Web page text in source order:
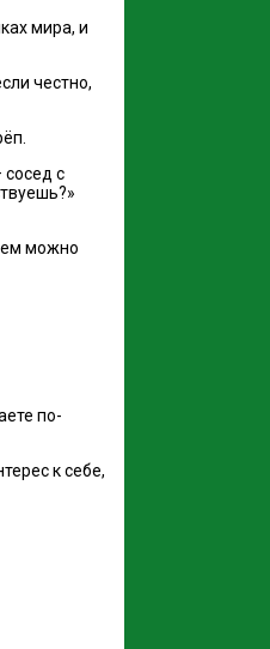
мира, и
честно,
с
можно
по-
к себе,